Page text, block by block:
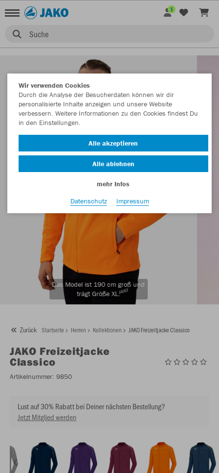
Suche
1
Das Model ist 190 cm groß und
trägt Größe XL.
Zurück Startseite Herren Kollektionen JAKO Freizeitjacke Classico
JAKO Freizeitjacke
Classico
Artikelnummer: 9850
Lust auf 30% Rabatt bei Deiner nächsten Bestellung?
Jetzt Mitglied werden
Wir verwenden Cookies
Durch die Analyse der Besucherdaten können wir dir
personalisierte Inhalte anzeigen und unsere Website
verbessern. Weitere Informationen zu den Cookies findest Du
in den Einstellungen.
Alle akzeptieren
Alle ablehnen
mehr Infos
Datenschutz
Impressum